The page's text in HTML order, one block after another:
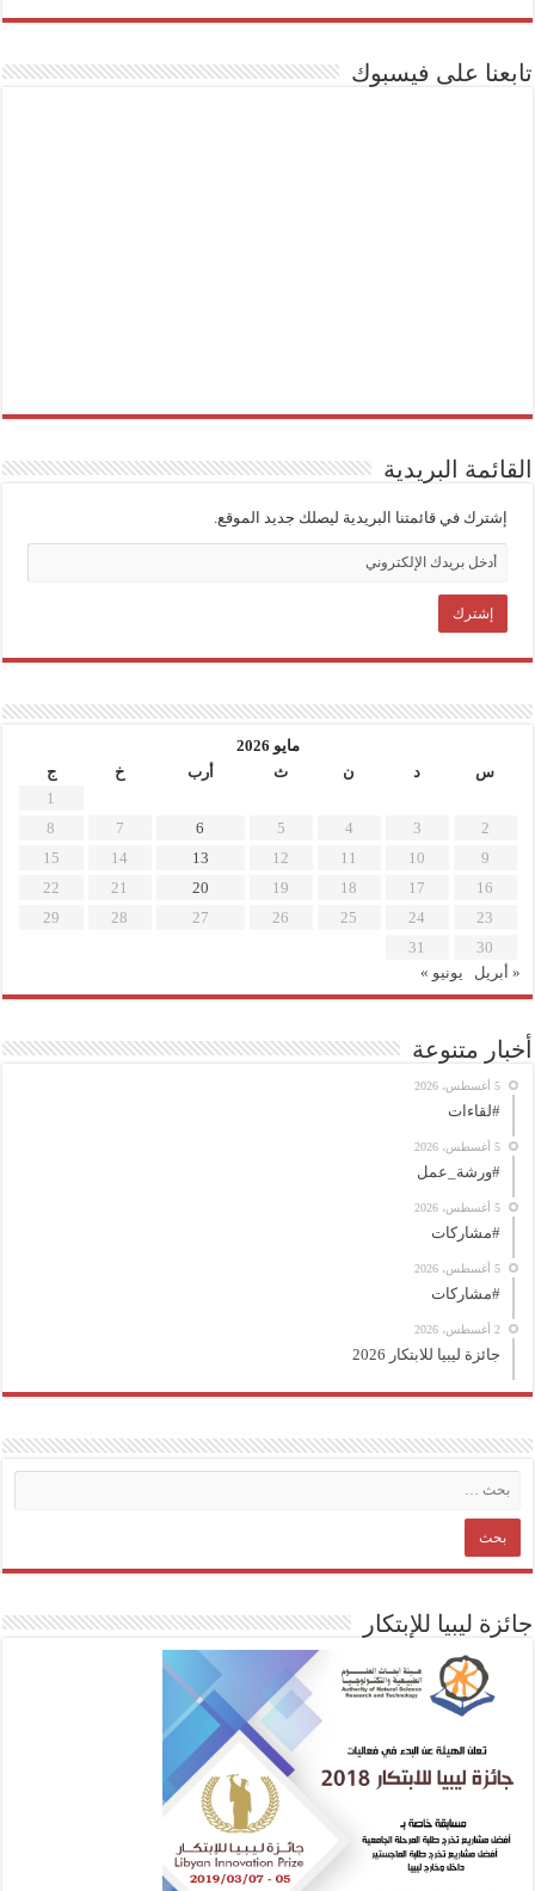
تابعنا على فيسبوك
القائمة البريدية
إشترك في قائمتنا البريدية ليصلك جديد الموقع.
مايو 2026
س
د ن ث أرب خ
ج
1
2
3
4
5
6
7
8
9
10
11
12
13
14
15
16
17
18
19
20
21
22
23
24
25
26
27
28
29
30
31
« أبريل
يونيو »
أخبار متنوعة
5 أغسطس، 2026
#لقاءات
5 أغسطس، 2026
#ورشة_عمل
5 أغسطس، 2026
#مشاركات
5 أغسطس، 2026
#مشاركات
2 أغسطس، 2026
جائزة ليبيا للابتكار 2026
جائزة ليبيا للإبتكار